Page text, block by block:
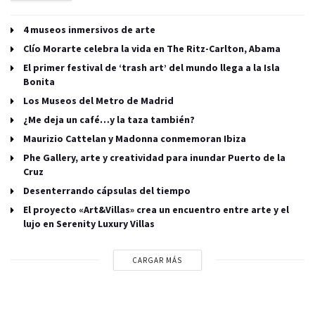
4 museos inmersivos de arte
Clío Morarte celebra la vida en The Ritz-Carlton, Abama
El primer festival de ‘trash art’ del mundo llega a la Isla
Bonita
Los Museos del Metro de Madrid
¿Me deja un café…y la taza también?
Maurizio Cattelan y Madonna conmemoran Ibiza
Phe Gallery, arte y creatividad para inundar Puerto de la
Cruz
Desenterrando cápsulas del tiempo
El proyecto «Art&Villas» crea un encuentro entre arte y el
lujo en Serenity Luxury Villas
CARGAR MÁS